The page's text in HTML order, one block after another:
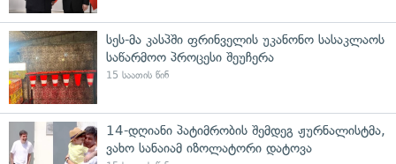
სეს-მა კასპში ფრინველის უკანონო სასაკლაოს
საწარმოო პროცესი შეუჩერა
15 საათის წინ
14-დღიანი პატიმრობის შემდეგ ჟურნალისტმა,
ვახო სანაიამ იზოლატორი დატოვა